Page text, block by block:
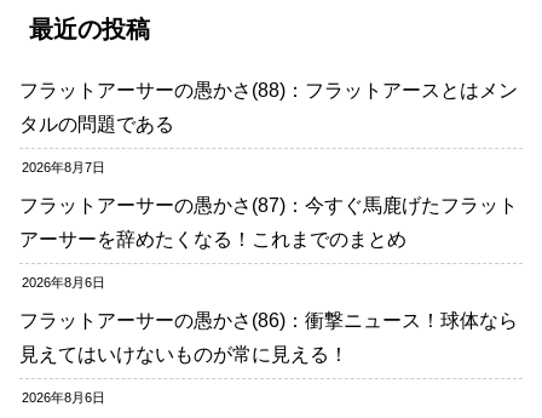
最近の投稿
フラットアーサーの愚かさ(88)：フラットアースとはメン
タルの問題である
2026年8月7日
フラットアーサーの愚かさ(87)：今すぐ馬鹿げたフラット
アーサーを辞めたくなる！これまでのまとめ
2026年8月6日
フラットアーサーの愚かさ(86)：衝撃ニュース！球体なら
見えてはいけないものが常に見える！
2026年8月6日